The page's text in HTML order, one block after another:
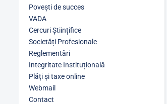
Povești de succes
VADA
Cercuri Științifice
Societăți Profesionale
Reglementări
Integritate Instituțională
Plăți și taxe online
Webmail
Contact